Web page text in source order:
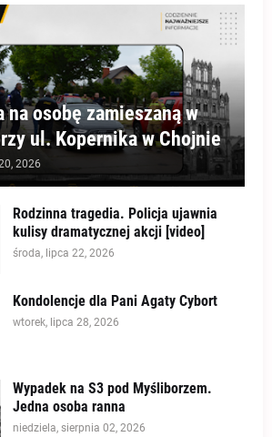
na osobę zamieszaną w
ul. Kopernika w Chojnie
2026
Rodzinna tragedia. Policja ujawnia
kulisy dramatycznej akcji [video]
środa, lipca 22, 2026
Kondolencje dla Pani Agaty Cybort
wtorek, lipca 28, 2026
Wypadek na S3 pod Myśliborzem.
Jedna osoba ranna
niedziela, sierpnia 02, 2026